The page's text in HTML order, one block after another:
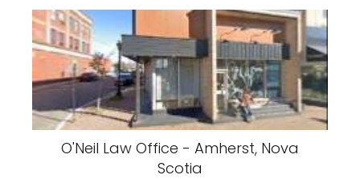
O'Neil Law Office - Amherst, Nova
Scotia